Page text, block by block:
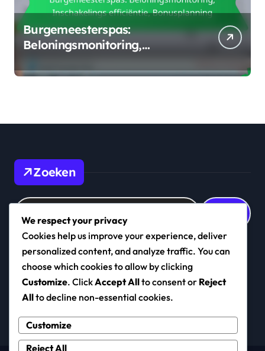
Burgemeesterspas:
Beloningsmonitoring,
Inschakelings efficiëntie,
Bonusplanning
Zoeken
Search
for:
susanova.be
We respect your privacy
Cookies help us improve your experience, deliver
personalized content, and analyze traffic. You can
choose which cookies to allow by clicking
Customize. ClickAccept Allto consent or Reject
Allto decline non-essential cookies.
Customize
Reject All